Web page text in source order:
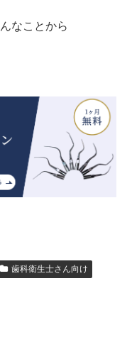
なことから
歯科衛生士さん向け